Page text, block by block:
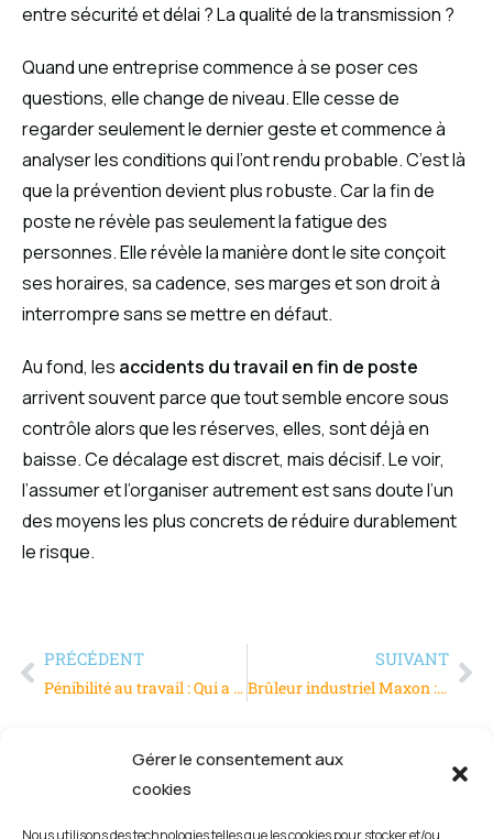
Gérer le consentement aux
cookies
Nous utilisons des technologies telles que les cookies pour stocker et/ou
entre sécurité et délai ? La qualité de la transmission ?
Quand une entreprise commence à se poser ces
questions, elle change de niveau. Elle cesse de
regarder seulement le dernier geste et commence à
analyser les conditions qui l’ont rendu probable. C’est là
que la prévention devient plus robuste. Car la fin de
poste ne révèle pas seulement la fatigue des
personnes. Elle révèle la manière dont le site conçoit
ses horaires, sa cadence, ses marges et son droit à
interrompre sans se mettre en défaut.
Au fond, les accidents du travail en fin de poste
arrivent souvent parce que tout semble encore sous
contrôle alors que les réserves, elles, sont déjà en
baisse. Ce décalage est discret, mais décisif. Le voir,
l’assumer et l’organiser autrement est sans doute l’un
des moyens les plus concrets de réduire durablement
le risque.
PRÉCÉDENT
Pénibilité au travail : Qui a le droit et comment la prouver ?
SUIVANT
Brûleur industriel Maxon : performance et fiabilité pour vos installations